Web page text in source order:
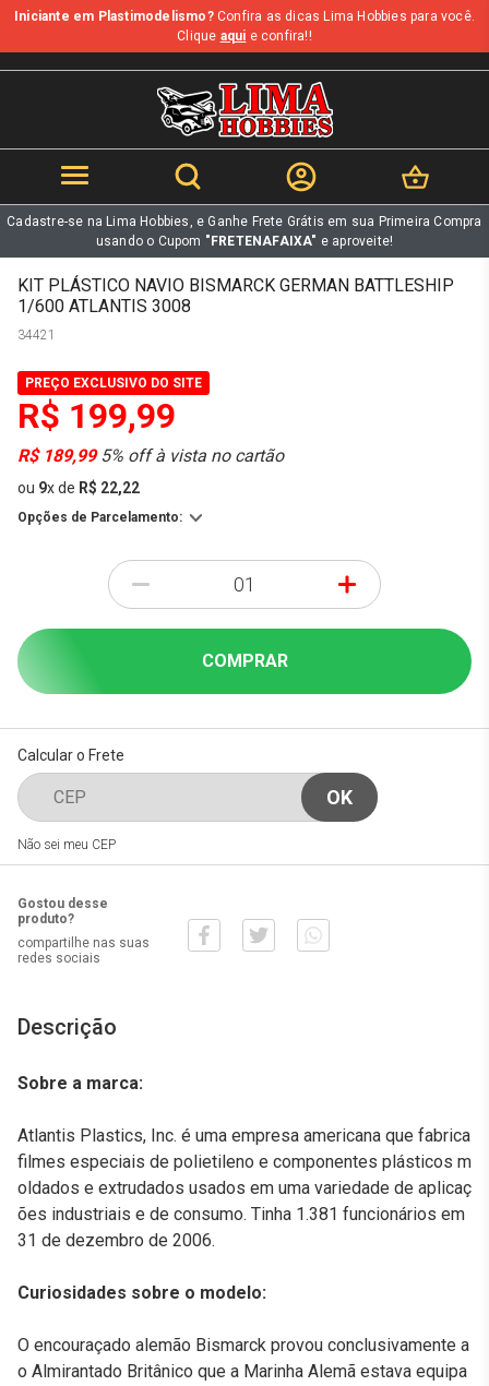
b
Iniciante em Plastimodelismo?Confira as dicas Lima Hobbies para você.
Clique aqui e confira!!
Cadastre-se na Lima Hobbies, e Ganhe Frete Grátis em sua Primeira Compra
usando o Cupom "FRETENAFAIXA" e aproveite!
KIT PLÁSTICO NAVIO BISMARCK GERMAN BATTLESHIP
1/600 ATLANTIS 3008
34421
PREÇO EXCLUSIVO DO SITE
R$ 199,99
R$ 189,995% off à vista no cartão
ou 9xde R$ 22,22
Opções de Parcelamento:
- +
COMPRAR
Calcular o Frete
Não sei meu CEP
Gostou desse
produto?
compartilhe nas suas
redes sociais
Descrição
Sobre a marca:
Atlantis Plastics, Inc. é uma empresa americana que fabrica
filmes especiais de polietileno e componentes plásticos m
oldados e extrudados usados em uma variedade de aplicaç
ões industriais e de consumo. Tinha 1.381 funcionários em
31 de dezembro de 2006.
Curiosidades sobre o modelo:
O encouraçado alemão Bismarck provou conclusivamente a
o Almirantado Britânico que a Marinha Alemã estava equipa